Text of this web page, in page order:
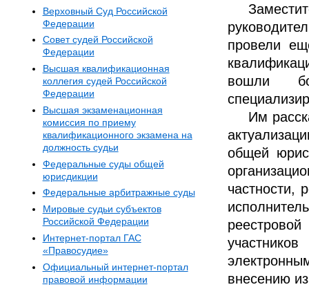
провели
вошли
Им
общей
частности,
внесению
Верховный Суд Российской
Федерации
Совет судей Российской
Федерации
Высшая квалификационная
коллегия судей Российской
Федерации
Высшая экзаменационная
комиссия по приему
квалификационного экзамена на
должность судьи
Федеральные суды общей
юрисдикции
Федеральные арбитражные суды
Мировые судьи субъектов
Российской Федерации
Интернет-портал ГАС
«Правосудие»
Официальный интернет-портал
правовой информации